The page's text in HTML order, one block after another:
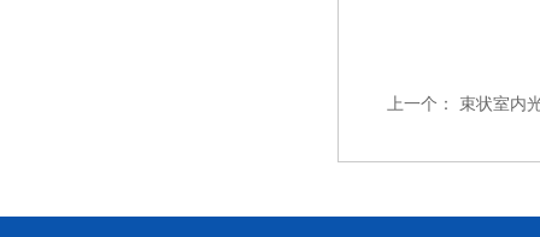
上一个： 束状室内